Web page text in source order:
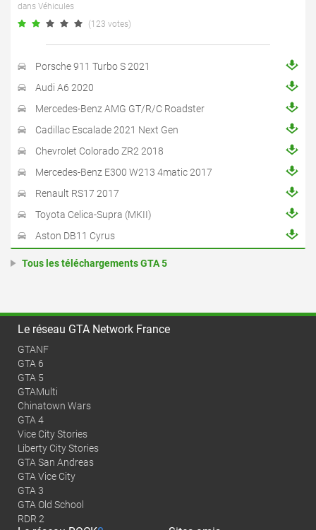
dans Véhicules
(123 votes)
Porsche 911 Turbo S 2021
Audi A6 2020
Mercedes-Benz AMG GT/R/C Roadster
Cadillac Escalade 2021 Next Gen
Chevrolet Colorado ZR2 2018
Mercedes-Benz E300 W213 4matic 2017
Renault RS17 2017
Toyota Celica-Supra (MKII)
Aston DB11 Cyrus
Tous les téléchargements GTA 5
Le réseau GTA Network France
GTANF
GTA 6
GTA 5
GTAMulti
Chinatown Wars
GTA 4
Vice City Stories
Liberty City Stories
GTA San Andreas
GTA Vice City
GTA 3
GTA Old School
RDR 2